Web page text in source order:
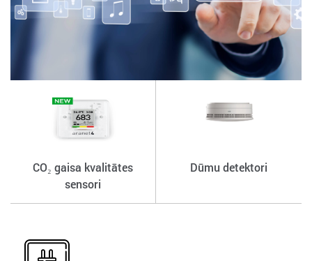
CO₂ gaisa kvalitātes
sensori
Dūmu detektori